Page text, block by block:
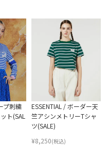
プ刺繍
ト(SAL
ESSENTIAL / ボーダー天
竺アシンメトリーTシャ
ツ(SALE)
¥8,250(税込)